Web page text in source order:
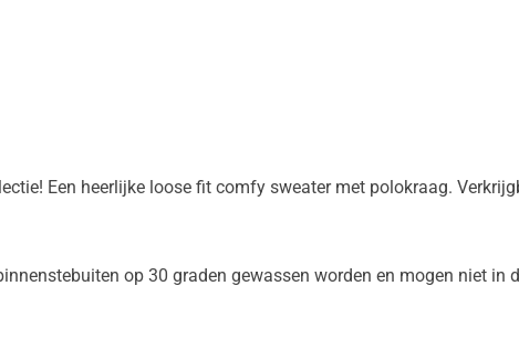
Een heerlijke loose fit comfy sweater met polokraag.
op 30 graden gewassen worden en mogen niet in